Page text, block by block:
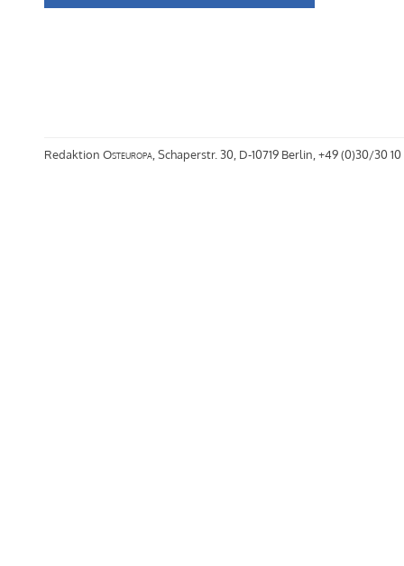
Redaktion Osteuropa, Schaperstr. 30, D-10719 Berlin, +49 (0)30/30